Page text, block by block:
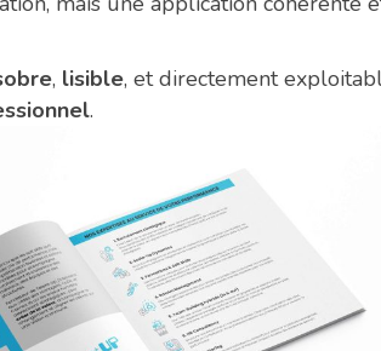
, lisible, et directement
.